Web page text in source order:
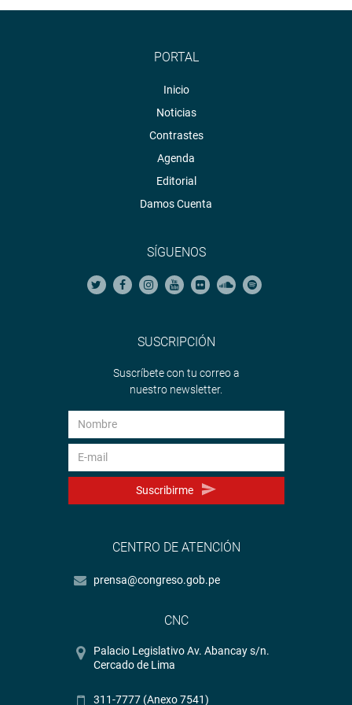
PORTAL
Inicio
Noticias
Contrastes
Agenda
Editorial
Damos Cuenta
SÍGUENOS
SUSCRIPCIÓN
Suscríbete con tu correo a
nuestro newsletter.
Suscribirme
CENTRO DE ATENCIÓN
prensa@congreso.gob.pe
CNC
Palacio Legislativo Av. Abancay s/n.
Cercado de Lima
311-7777 (Anexo 7541)